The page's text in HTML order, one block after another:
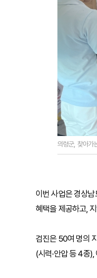
의령군, 찾아가
이번 사업은 경상
혜택을 제공하고,
검진은 50여 명의
(시력·안압 등 4종